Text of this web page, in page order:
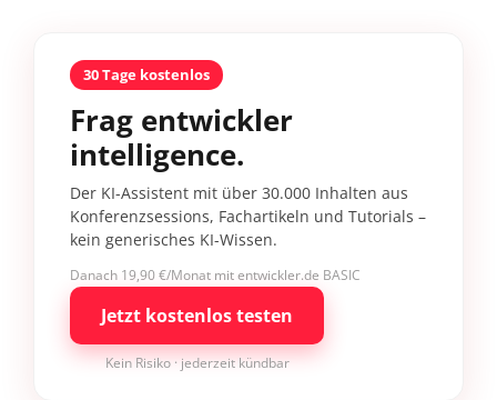
30 Tage kostenlos
Frag entwickler
intelligence.
Der KI-Assistent mit über 30.000 Inhalten aus
Konferenzsessions, Fachartikeln und Tutorials –
kein generisches KI-Wissen.
Danach 19,90 €/Monat mit entwickler.de BASIC
Jetzt kostenlos testen
Kein Risiko · jederzeit kündbar